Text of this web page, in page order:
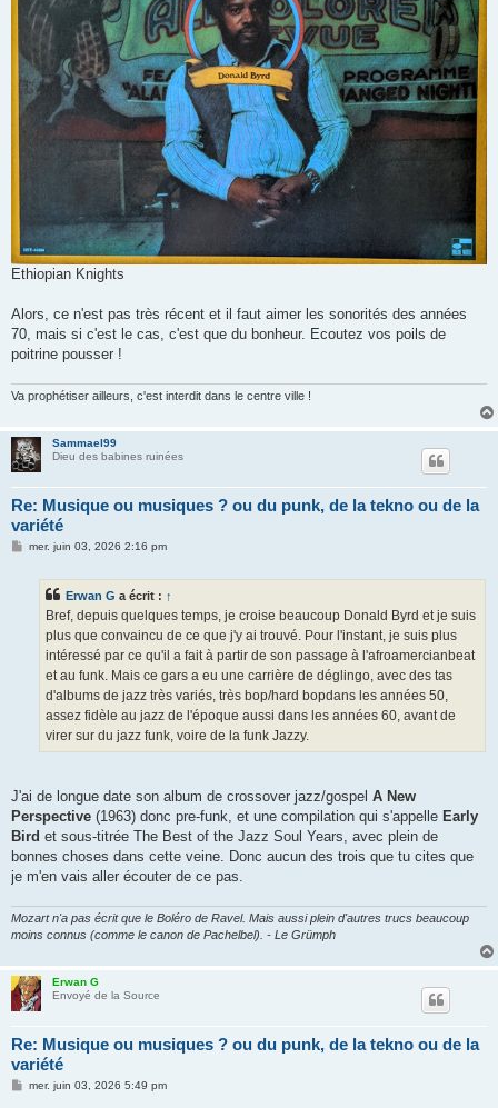
Ethiopian Knights
Alors, ce n'est pas très récent et il faut aimer les sonorités des années
70, mais si c'est le cas, c'est que du bonheur. Ecoutez vos poils de
poitrine pousser !
Va prophétiser ailleurs, c'est interdit dans le centre ville !
Sammael99
Dieu des babines ruinées
Re: Musique ou musiques ? ou du punk, de la tekno ou de la
variété
Mmer. juin 03, 2026 2:16 pm
Erwan G a écrit : ↑
Bref, depuis quelques temps, je croise beaucoup Donald Byrd et je suis
plus que convaincu de ce que j'y ai trouvé. Pour l'instant, je suis plus
intéressé par ce qu'il a fait à partir de son passage à l'afroamercianbeat
et au funk. Mais ce gars a eu une carrière de déglingo, avec des tas
d'albums de jazz très variés, très bop/hard bopdans les années 50,
assez fidèle au jazz de l'époque aussi dans les années 60, avant de
virer sur du jazz funk, voire de la funk Jazzy.
J'ai de longue date son album de crossover jazz/gospel A New
Perspective (1963) donc pre-funk, et une compilation qui s'appelle Early
Bird et sous-titrée The Best of the Jazz Soul Years, avec plein de
bonnes choses dans cette veine. Donc aucun des trois que tu cites que
je m'en vais aller écouter de ce pas.
Mozart n'a pas écrit que le Boléro de Ravel. Mais aussi plein d'autres trucs beaucoup
moins connus (comme le canon de Pachelbel). - Le Grümph
Erwan G
Envoyé de la Source
Re: Musique ou musiques ? ou du punk, de la tekno ou de la
variété
Mmer. juin 03, 2026 5:49 pm